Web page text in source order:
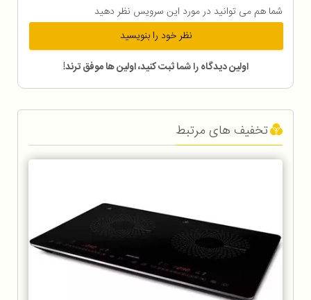
شما هم می توانید در مورد این سرویس نظر دهید
نظر خود را بنویسید
اولین دیدگاه را شما ثبت کنید، اولین ها موفق ترند!
تخفیف های مرتبط